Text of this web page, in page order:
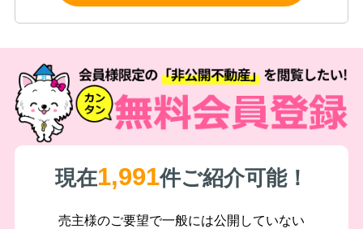
現在1,991件ご紹介可能！
売主様のご要望で一般には公開していない